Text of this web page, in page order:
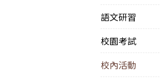
語文研習
校園考試
校內活動